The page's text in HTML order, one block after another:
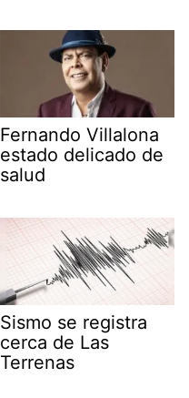
Fernando Villalona
estado delicado de
salud
Sismo se registra
cerca de Las
Terrenas